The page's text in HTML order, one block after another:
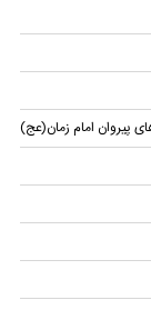
پیروان امام زمان(عج)